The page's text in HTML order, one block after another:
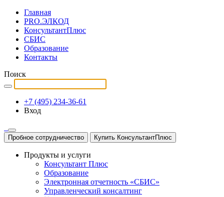
Главная
PRO.ЭЛКОД
КонсультантПлюс
СБИС
Образование
Контакты
Поиск
+7 (495) 234-36-61
Вход
Пробное сотрудничество Купить КонсультантПлюс
Продукты и услуги
Консультант Плюс
Образование
Электронная отчетность «СБИС»
Управленческий консалтинг